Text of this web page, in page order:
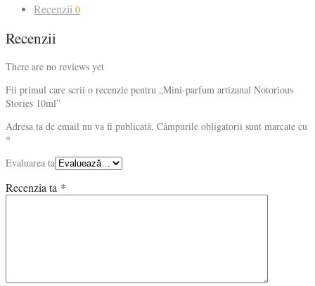
Recenzii 0
Recenzii
There are no reviews yet
Fii primul care scrii o recenzie pentru „Mini-parfum artizanal Notorious
Stories 10ml”
Adresa ta de email nu va fi publicată. Câmpurile obligatorii sunt marcate cu
*
Evaluarea ta
Recenzia ta *